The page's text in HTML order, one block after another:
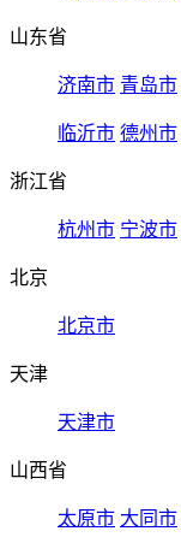
山东省
济南市 青岛市
临沂市 德州市
浙江省
杭州市 宁波市
北京
北京市
天津
天津市
山西省
太原市 大同市